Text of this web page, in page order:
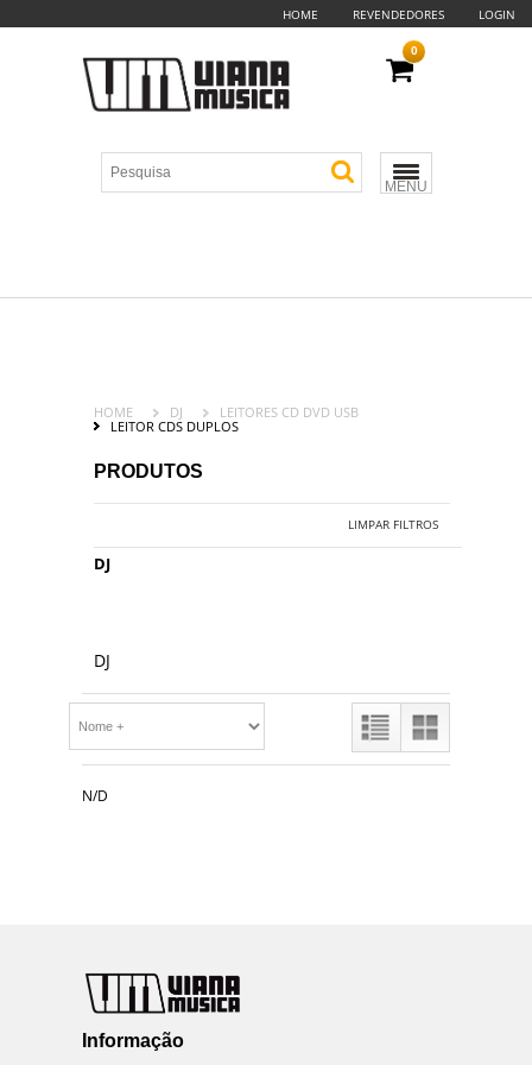
HOME REVENDEDORES LOGIN
MENU
0
HOME DJ
LEITORES CD DVD USB
LEITOR CDS DUPLOS
PRODUTOS
LIMPAR FILTROS
DJ
DJ
N/D
Informação